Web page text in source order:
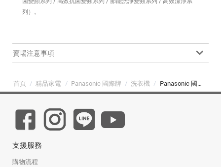
列）。
賣場注意事項
首頁 / 精品家電 / Panasonic 國際牌 / 洗衣機 / Panasonic 國際牌 NA-V130NZ-N 13kg 節能洗淨變頻直立式洗衣機 香檳金
支援服務
購物流程